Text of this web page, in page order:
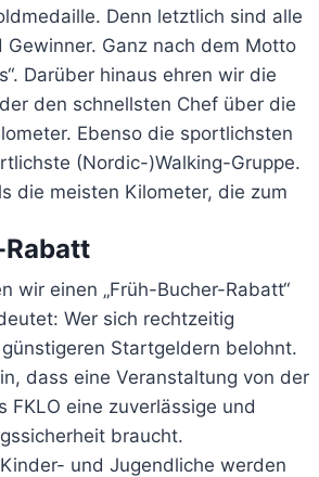
Denn letztlich sind alle
Gewinner. Ganz nach dem Motto
Darüber hinaus ehren wir die
den schnellsten Chef über die
Ebenso die sportlichsten
(Nordic-)Walking-Gruppe.
die meisten Kilometer, die zum
wir einen „Früh-Bucher-Rabatt“
Wer sich rechtzeitig
Startgeldern belohnt.
dass eine Veranstaltung von der
FKLO eine zuverlässige und
braucht.
und Jugendliche werden